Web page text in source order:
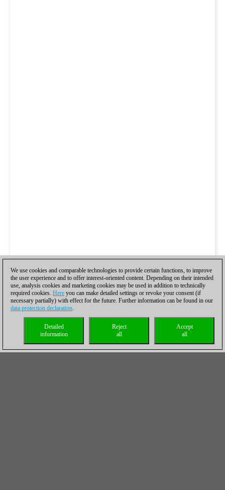
We use cookies and comparable technologies to provide certain functions, to improve
the user experience and to offer interest-oriented content. Depending on their intended
use, analysis cookies and marketing cookies may be used in addition to technically
required cookies. Here you can make detailed settings or revoke your consent (if
necessary partially) with effect for the future. Further information can be found in our
data protection declaration.
Accept
all
Reject
all
Detailed
information